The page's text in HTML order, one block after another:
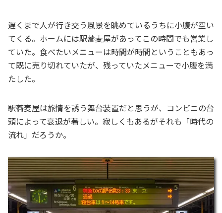
遅くまで人が行き交う風景を眺めているうちに小腹が空い
てくる。ホームには駅蕎麦屋があってこの時間でも営業し
ていた。食べたいメニューは時間が時間ということもあっ
て既に売り切れていたが、残っていたメニューで小腹を満
たした。
駅蕎麦屋は旅情を誘う舞台装置だと思うが、コンビニの台
頭によって衰退が著しい。寂しくもあるがそれも「時代の
流れ」だろうか。